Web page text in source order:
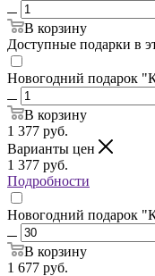
В корзину
Доступные подарки в
Новогодний подарок
В корзину
1 377 руб.
Варианты цен
1 377 руб.
Подробности
Новогодний подарок
В корзину
1 677 руб.